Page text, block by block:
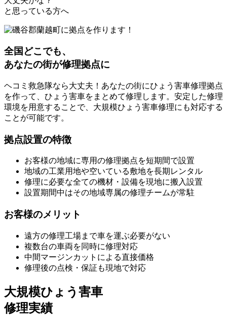
と思っている方へ
全国どこでも、
あなたの街が修理拠点に
ヘコミ救急隊なら大丈夫！あなたの街にひょう害車修理拠点
を作って、ひょう害車をまとめて修理します。安定した修理
環境を用意することで、大規模ひょう害車修理にも対応する
ことが可能です。
拠点設置の特徴
お客様の地域に専用の修理拠点を短期間で設置
地域の工業用地や空いている敷地を長期レンタル
修理に必要な全ての機材・設備を現地に搬入設置
設置期間中はその地域専属の修理チームが常駐
お客様のメリット
遠方の修理工場まで車を運ぶ必要がない
複数台の車両を同時に修理対応
中間マージンカットによる直接価格
修理後の点検・保証も現地で対応
大規模ひょう害車
修理実績